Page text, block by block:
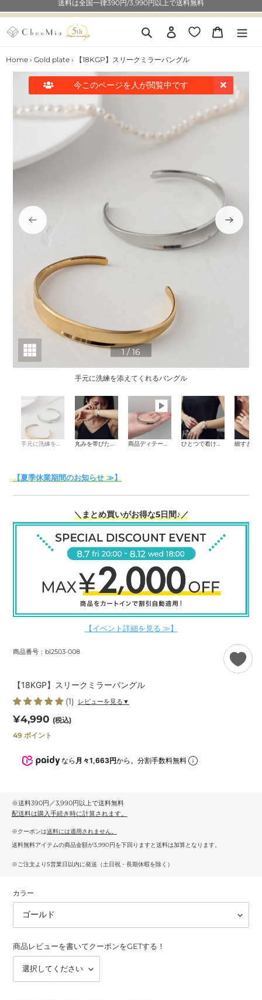
ン
テ
ツ
- ChooMiaからの大切なお知らせ -
検索 ログイン カート
今このページを人が閲覧中です
Home › Gold plate › 【18KGP】スリークミラーバングル
手元に洗練を添えてくれるバングル
1/16
手元に洗練を添えてくれるバングル 丸みを帯びたやさしいシルエット 商品ディテール動画 ひとつで着けても十分な存在感。
【夏季休業期間のお知らせ ≫】
＼まとめ買いがお得な5日間♪／
【イベント詳細を見る ≫】
商品番号：bl2503-008
【18KGP】スリークミラーバングル
(1) レビューを見る▼
通
常
¥4,990 (税込)
49 ポイント
なら 月々1,663円から。分割手数料無料
※送料390円／3,990円以上で送料無料
配送料は購入手続き時に計算されます。
※クーポンは送料には適用されません。
送料無料アイテムの商品金額が3,990円を下回りますと送料は加算となります。
※ご注文より5営業日以内に発送（土日祝・長期休暇を除く）
カラー
商品レビューを書いてクーポンをGETする！